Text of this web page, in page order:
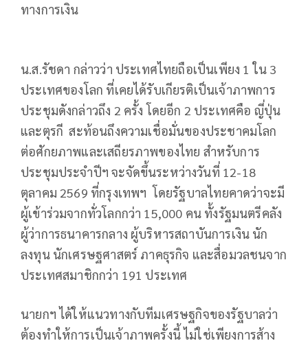
ทางการเงิน
น.ส.รัชดา กล่าวว่า ประเทศไทยถือเป็นเพียง 1 ใน 3
ประเทศของโลก ที่เคยได้รับเกียรติเป็นเจ้าภาพการ
ประชุมดังกล่าวถึง 2 ครั้ง โดยอีก 2 ประเทศคือ ญี่ปุ่น
และตุรกี สะท้อนถึงความเชื่อมั่นของประชาคมโลก
ต่อศักยภาพและเสถียรภาพของไทย สำหรับการ
ประชุมประจำปีฯ จะจัดขึ้นระหว่างวันที่ 12-18
ตุลาคม 2569 ที่กรุงเทพฯ โดยรัฐบาลไทยคาดว่าจะมี
ผู้เข้าร่วมจากทั่วโลกกว่า 15,000 คน ทั้งรัฐมนตรีคลัง
ผู้ว่าการธนาคารกลาง ผู้บริหารสถาบันการเงิน นัก
ลงทุน นักเศรษฐศาสตร์ ภาคธุรกิจ และสื่อมวลชนจาก
ประเทศสมาชิกกว่า 191 ประเทศ
นายกฯ ได้ให้แนวทางกับทีมเศรษฐกิจของรัฐบาลว่า
ต้องทำให้การเป็นเจ้าภาพครั้งนี้ ไม่ใช่เพียงการส้าง